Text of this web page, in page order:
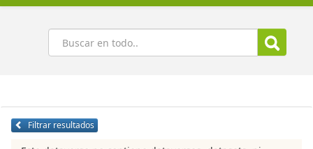
Buscar
Filtrar resultados